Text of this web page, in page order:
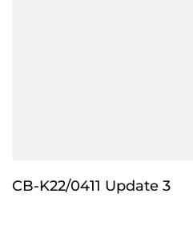
CB-K22/0411 Update 3